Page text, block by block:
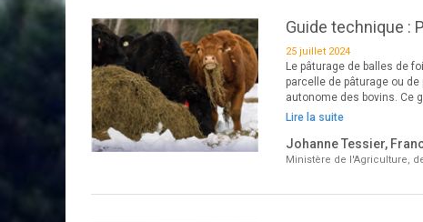
Guide technique :
25 juillet 2024
Le pâturage de balles de
parcelle de pâturage ou
autonome des bovins. Ce
Lire la suite
Johanne Tessier,
Ministère de l'Agriculture,